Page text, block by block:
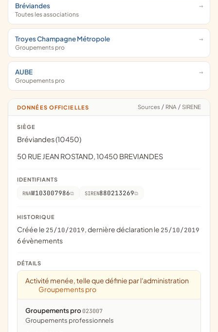
Bréviandes
Toutes les associations
Troyes Champagne Métropole
Groupements pro
AUBE
Groupements pro
DONNÉES OFFICIELLES Sources / RNA / SIRENE
SIÈGE
Bréviandes (10450)
50 RUE JEAN ROSTAND, 10450 BREVIANDES
IDENTIFIANTS
RNAW103007986 SIREN880213269
HISTORIQUE
Créée le 25/10/2019, dernière déclaration le 25/10/2019
6 évènements
DÉTAILS
Activité menée, telle que définie par l'administration
Groupements pro
Groupements pro 023007
groupements professionnels